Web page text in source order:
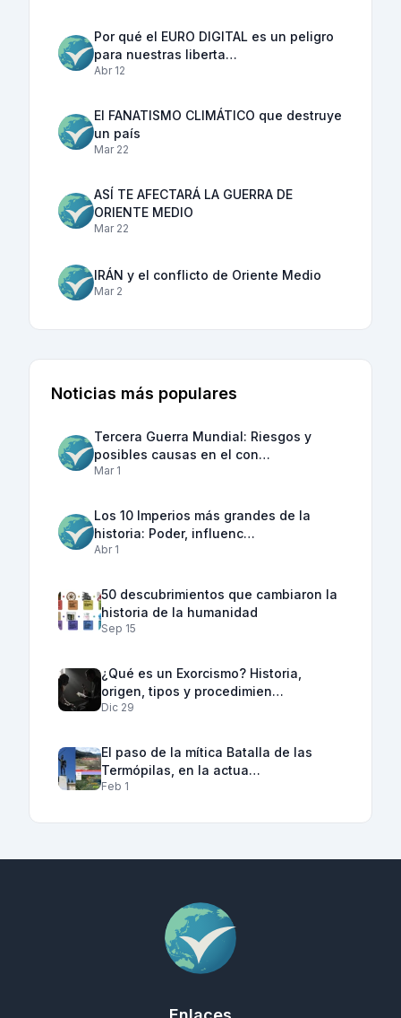
Por qué el EURO DIGITAL es un peligro
para nuestras liberta…
Abr 12
El FANATISMO CLIMÁTICO que destruye
un país
Mar 22
ASÍ TE AFECTARÁ LA GUERRA DE
ORIENTE MEDIO
Mar 22
IRÁN y el conflicto de Oriente Medio
Mar 2
Noticias más populares
Tercera Guerra Mundial: Riesgos y
posibles causas en el con…
Mar 1
Los 10 Imperios más grandes de la
historia: Poder, influenc…
Abr 1
50 descubrimientos que cambiaron la
historia de la humanidad
Sep 15
¿Qué es un Exorcismo? Historia,
origen, tipos y procedimien…
Dic 29
El paso de la mítica Batalla de las
Termópilas, en la actua…
Feb 1